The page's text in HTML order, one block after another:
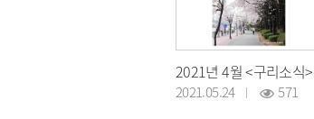
2021년 4월 <구리소식>
2021.05.24 571